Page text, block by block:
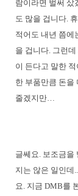
람이라면 벌써 샀
도 많을 겁니다.
적어도 내년 쯤에
을 겁니다. 그런
이 든다고 말한
한 부품만큼 돈을
줄겠지만…
글쎄요. 보조금을
지는 않은 일인데
요. 지금 DMB를